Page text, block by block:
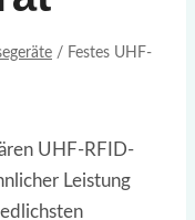
/ Festes UHF-
UHF-RFID-
Leistung